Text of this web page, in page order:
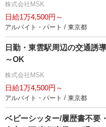
株式会社MSK
日給1万4,500円～
アルバイト・パート / 東京都
日勤・東雲駅周辺の交通誘
～OK
株式会社MSK
日給1万4,500円～
アルバイト・パート / 東京都
ベビーシッター/履歴書不要